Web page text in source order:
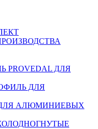
ДЛЯ
ДЛЯ
АЛЮМИНИЕВЫХ